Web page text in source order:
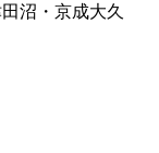
沼・京成大久